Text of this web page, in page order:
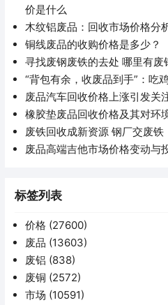
价是什么
木纹铝废品：回收市场价格分
铜线废品的收购价格是多少？
寻找废钢废铁的去处 哪里有废
“背包有余，收废品到手”：吃
废品汽车回收价格上涨引发关
橡胶垫废品回收价格及其对环
废铁回收成新资源 钢厂交废铁
废品高端吉他市场价格变动与
标签列表
价格 (27600)
废品 (13603)
废铝 (838)
废铜 (2572)
市场 (10591)